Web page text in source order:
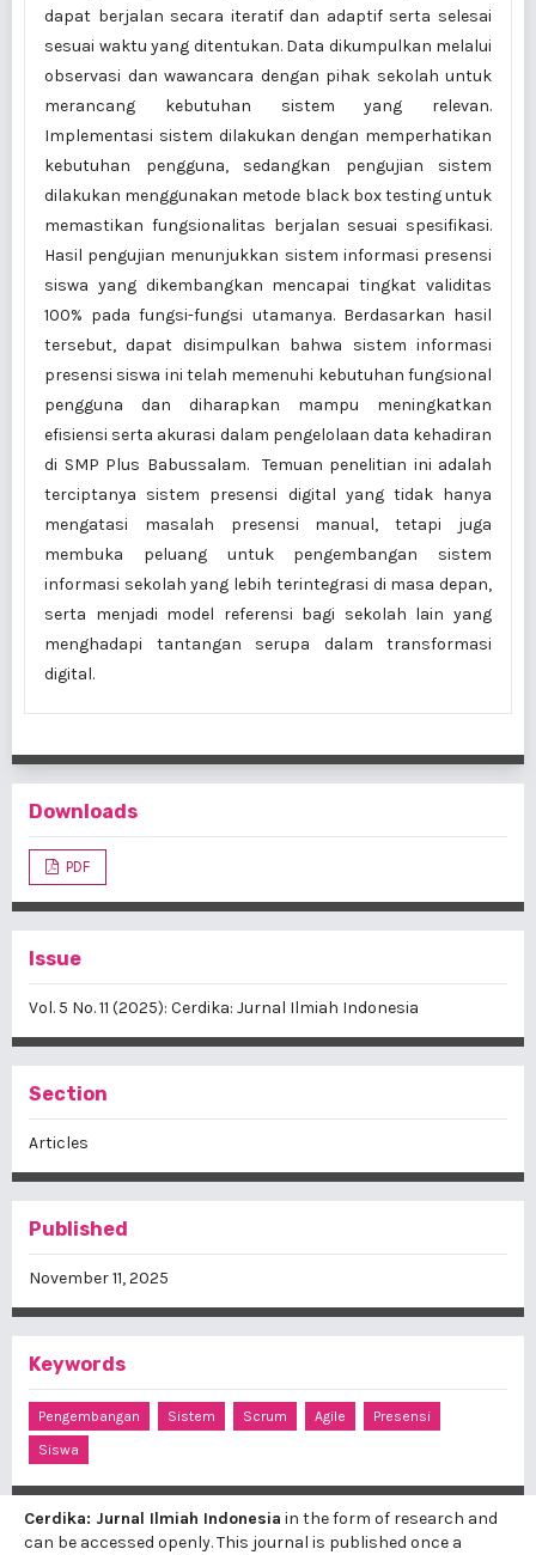
dapat berjalan secara iteratif dan adaptif serta selesai
sesuai waktu yang ditentukan. Data dikumpulkan melalui
observasi dan wawancara dengan pihak sekolah untuk
merancang kebutuhan sistem yang relevan.
Implementasi sistem dilakukan dengan memperhatikan
kebutuhan pengguna, sedangkan pengujian sistem
dilakukan menggunakan metode black box testing untuk
memastikan fungsionalitas berjalan sesuai spesifikasi.
Hasil pengujian menunjukkan sistem informasi presensi
siswa yang dikembangkan mencapai tingkat validitas
100% pada fungsi-fungsi utamanya. Berdasarkan hasil
tersebut, dapat disimpulkan bahwa sistem informasi
presensi siswa ini telah memenuhi kebutuhan fungsional
pengguna dan diharapkan mampu meningkatkan
efisiensi serta akurasi dalam pengelolaan data kehadiran
di SMP Plus Babussalam. Temuan penelitian ini adalah
terciptanya sistem presensi digital yang tidak hanya
mengatasi masalah presensi manual, tetapi juga
membuka peluang untuk pengembangan sistem
informasi sekolah yang lebih terintegrasi di masa depan,
serta menjadi model referensi bagi sekolah lain yang
menghadapi tantangan serupa dalam transformasi
digital.
Downloads
PDF
Issue
Vol. 5 No. 11 (2025): Cerdika: Jurnal Ilmiah Indonesia
Section
Articles
Published
November 11, 2025
Keywords
Pengembangan Sistem Scrum Agile
Presensi
Siswa
Cerdika: Jurnal Ilmiah Indonesia in the form of research and
can be accessed openly. This journal is published once a